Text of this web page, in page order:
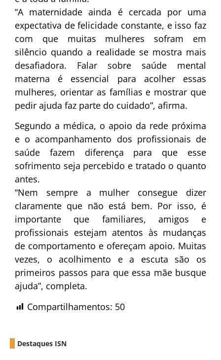
“A maternidade ainda é cercada por uma
expectativa de felicidade constante, e isso faz
com que muitas mulheres sofram em
silêncio quando a realidade se mostra mais
desafiadora. Falar sobre saúde mental
materna é essencial para acolher essas
mulheres, orientar as famílias e mostrar que
pedir ajuda faz parte do cuidado”, afirma.
Segundo a médica, o apoio da rede próxima
e o acompanhamento dos profissionais de
saúde fazem diferença para que esse
sofrimento seja percebido e tratado o quanto
antes.
“Nem sempre a mulher consegue dizer
claramente que não está bem. Por isso, é
importante que familiares, amigos e
profissionais estejam atentos às mudanças
de comportamento e ofereçam apoio. Muitas
vezes, o acolhimento e a escuta são os
primeiros passos para que essa mãe busque
ajuda”, completa.
Compartilhamentos: 50
Destaques ISN